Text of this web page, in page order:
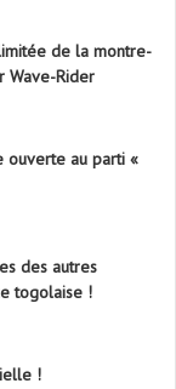
de la montre-
Wave-Rider
ouverte au parti «
des autres
togolaise !
!